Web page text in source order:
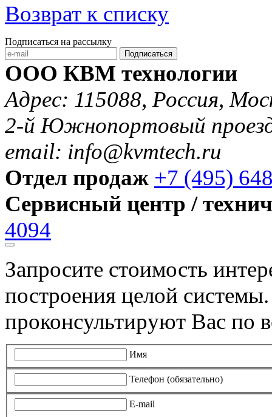
Возврат к списку
Подписаться на рассылку
Подписаться
ООО КВМ технологии
Адрес: 115088, Россия,
2-й Южнопортовый
email: info@kvmtech.ru
Отдел продаж +7 (495)
Сервисный центр /
4094
Запросите стоимость
построения целой
проконсультируют Вас по
Имя
Телефон (обязательно)
E-mail